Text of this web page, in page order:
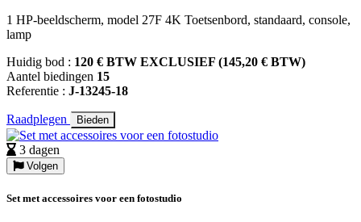
1 HP-beeldscherm, model 27F 4K Toetsenbord, standaard, console,
lamp
Huidig bod : 120 € BTW EXCLUSIEF (145,20 € BTW)
Aantel biedingen 15
Referentie : J-13245-18
Raadplegen Bieden
3 dagen
Volgen
Set met accessoires voor een fotostudio